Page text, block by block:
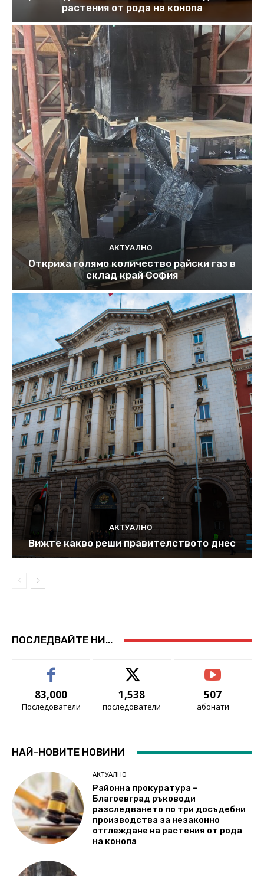
растения от рода на конопа
АКТУАЛНО
Откриха голямо количество райски газ в
склад край София
АКТУАЛНО
Вижте какво реши правителството днес
ПОСЛЕДВАЙТЕ НИ...
83,000
Последователи
1,538
последователи
507
абонати
НАЙ-НОВИТЕ НОВИНИ
АКТУАЛНО
Районна прокуратура –
Благоевград ръководи
разследването по три досъдебни
производства за незаконно
отглеждане на растения от рода
на конопа